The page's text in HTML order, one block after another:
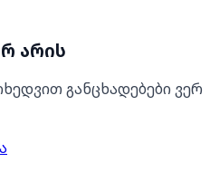
არის
განცხადებები ვერ